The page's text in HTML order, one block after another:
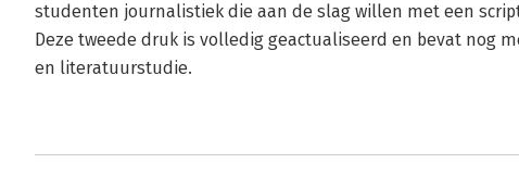
studenten journalistiek die aan de slag willen met een
Deze tweede druk is volledig geactualiseerd en bevat nog
en literatuurstudie.